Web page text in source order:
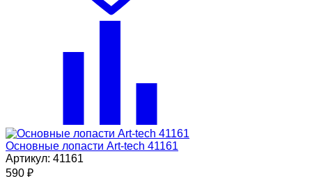
Основные лопасти Art-tech 41161
Артикул: 41161
590 ₽